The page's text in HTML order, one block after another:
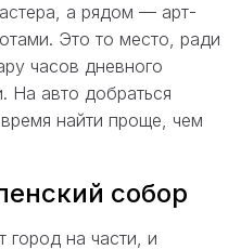
а рядом — арт-
Это то место, ради
часов дневного
На авто добраться
найти проще, чем
собор
город на части, и